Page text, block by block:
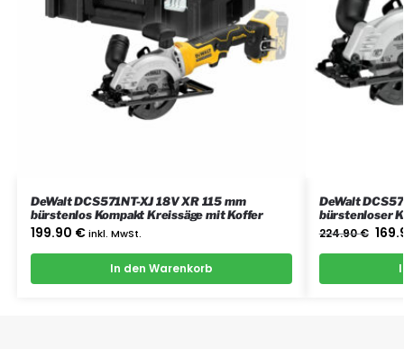
DeWalt DCS571NT-XJ 18V XR 115 mm
bürstenlos Kompakt Kreissäge mit Koffer
199.90 € inkl. MwSt.
In den Warenkorb
DeWalt
bürstenloser
das Gerät
224.90€